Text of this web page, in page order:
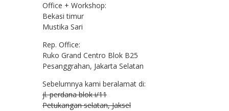
Office + Workshop:
Bekasi timur
Mustika Sari
Rep. Office:
Ruko Grand Centro Blok B25
Pesanggrahan, Jakarta Selatan
Sebelumnya kami beralamat di:
jl. perdana blok i/11
Petukangan selatan, Jaksel